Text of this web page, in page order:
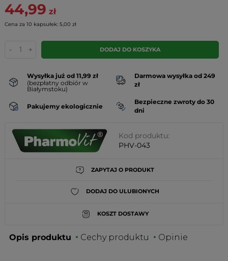
44,99 zł
Cena za 10 kapsułek: 5,00 zł
- + DODAJ DO KOSZYKA
Wysyłka już od 11,99 zł
(bezpłatny odbiór w
Białymstoku)
Darmowa wysyłka od 249
zł
Pakujemy ekologicznie
Bezpieczne zwroty do 30
dni
Kod produktu:
PHV-043
ZAPYTAJ O PRODUKT
DODAJ DO ULUBIONYCH
KOSZT DOSTAWY
Opis produktu Cechy produktu Opinie